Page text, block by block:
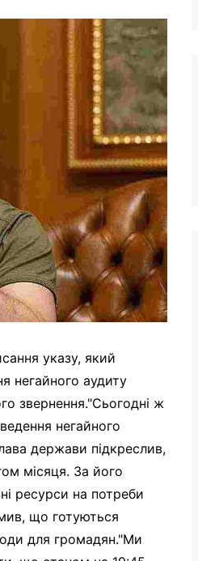
указу, який
негайного аудиту
звернення."Сьогодні ж
негайного
держави підкреслив,
місяця. За його
ресурси на потреби
що готуються
для громадян."Ми